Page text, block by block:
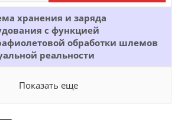
хранения и заряда
с функцией
обработки шлемов
реальности
Показать еще